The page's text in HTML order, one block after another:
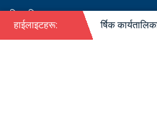
सिफारिस
हाईलाइटहरू:
को पदपूर्ति सम्बन्धी वार्षिक कार्यतालिका